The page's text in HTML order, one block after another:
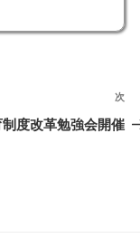
次
の
次
制度改革勉強会開催